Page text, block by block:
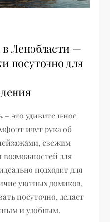
Ленобласти —
посуточно для
– это удивительное
идут рука об
свежим
возможностей для
подходит для
уютных домиков,
посуточно, делает
и удобным.